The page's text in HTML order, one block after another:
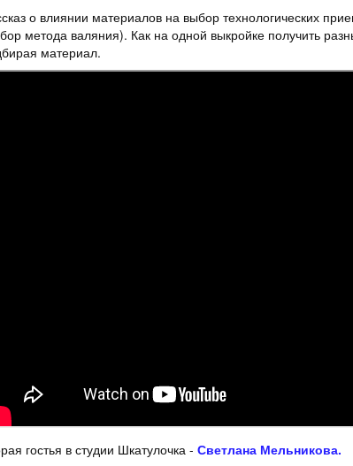
о влиянии материалов на выбор технологических
метода валяния). Как на одной выкройке получить
материал.
гостья в студии Шкатулочка - Светлана Мельникова.